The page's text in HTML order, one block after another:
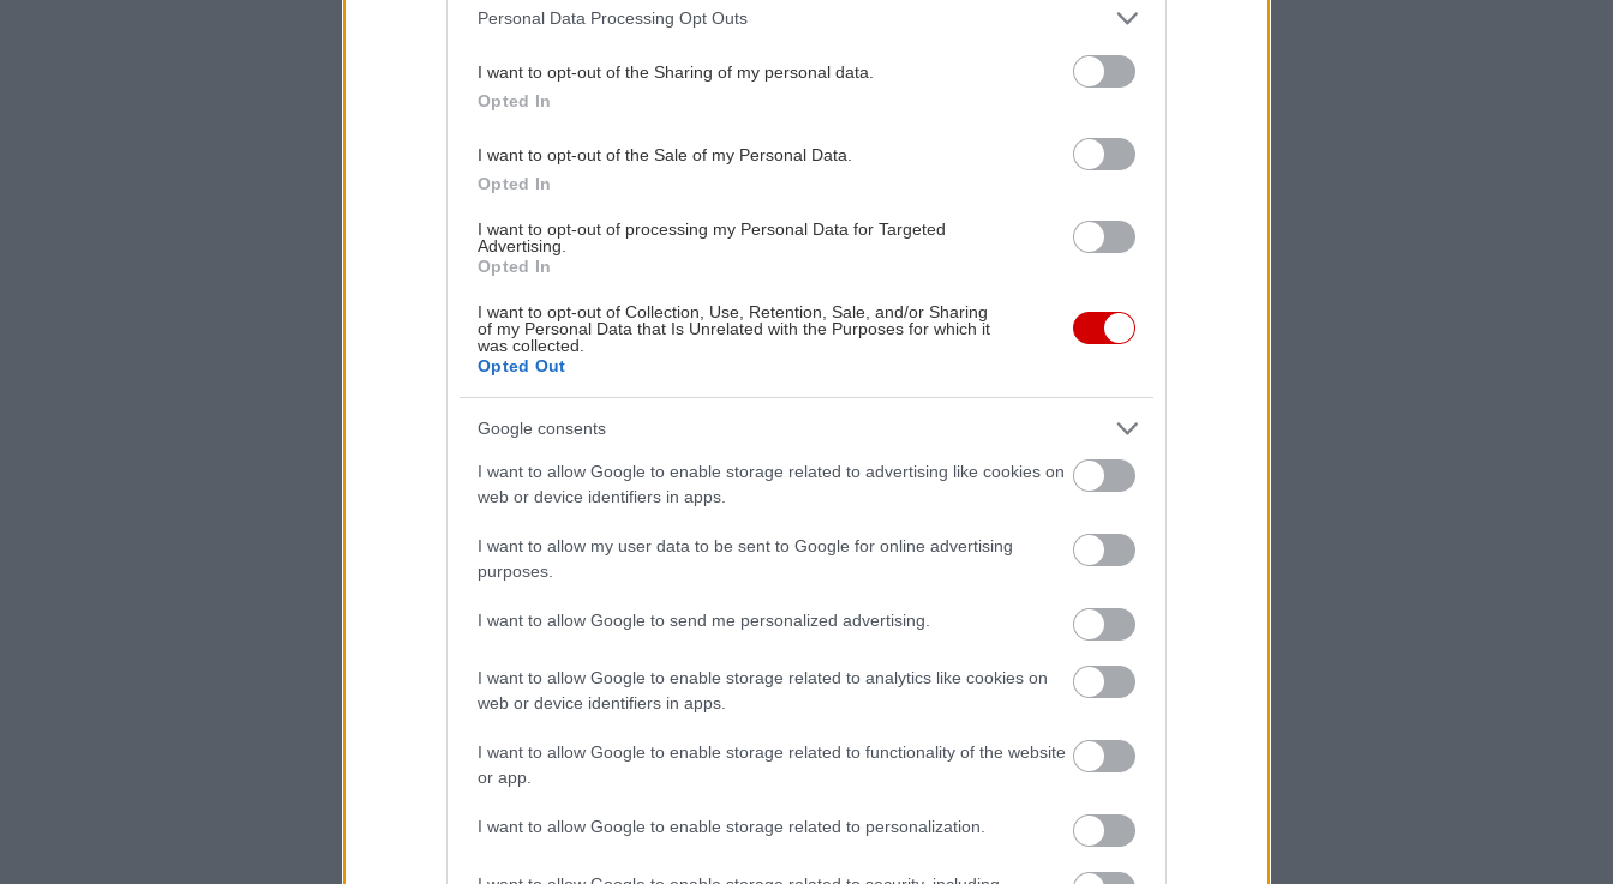
Personal Data Processing Opt Outs
I want to opt-out of the Sharing of my personal data.
Opted In
I want to opt-out of the Sale of my Personal Data.
Opted In
I want to opt-out of processing my Personal Data for Targeted
Advertising.
Opted In
I want to opt-out of Collection, Use, Retention, Sale, and/or Sharing
of my Personal Data that Is Unrelated with the Purposes for which it
was collected.
Opted Out
Google consents
I want to allow Google to enable storage related to advertising like cookies on
web or device identifiers in apps.
I want to allow my user data to be sent to Google for online advertising
purposes.
I want to allow Google to send me personalized advertising.
I want to allow Google to enable storage related to analytics like cookies on
web or device identifiers in apps.
I want to allow Google to enable storage related to functionality of the website
or app.
I want to allow Google to enable storage related to personalization.
Τ
ο καλό κρασί το αγαπάμε, και τα φεστιβάλ που το τιμούν τα αγαπάμε
κατιτίς παραπάνω, ιδιαίτερα αν έχουν ένα άκρως ενδιαφέρον
καινοτόμος θεσμός, μια πολυήμερη πολιτιστική και γαστρονομική διαδρομή η
οποία ξεκίνησε στις 19 Αυγούστου και θα διαρκέσει έως και τις 3 Σεπτεμβρίου, στην
ευρύτερη περιοχή της Αιγιαλείας και των Καλαβρύτων.